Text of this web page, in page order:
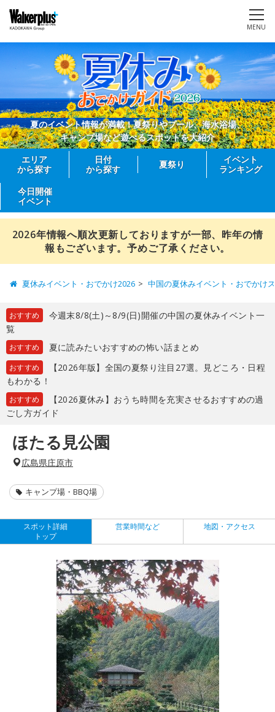
MENU
夏のイベント情報が満載！夏祭りやプール、海水浴場、
キャンプ場など遊べるスポットを大紹介
エリア
から探す
日付
から探す
夏祭り
イベント
ランキング
今日開催
イベント
2026年情報へ順次更新しておりますが一部、昨年の情
報もございます。予めご了承ください。
夏休みイベント・おでかけ2026 中国の夏休みイベント・おでかけ
おすすめ
今週末8/8(土)～8/9(日)開催の中国の夏休みイベント一
覧
おすすめ 夏に読みたいおすすめの怖い話まとめ
おすすめ
【2026年版】全国の夏祭り注目27選。見どころ・日程
もわかる！
おすすめ
【2026夏休み】おうち時間を充実させるおすすめの過
ごし方ガイド
ほたる見公園
広島県庄原市
キャンプ場・BBQ場
スポット詳細
トップ
営業時間など 地図・アクセス